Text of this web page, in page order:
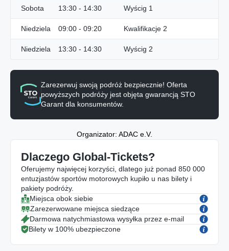
Sobota 13:30 - 14:30 Wyścig 1
Niedziela 09:00 - 09:20 Kwalifikacje 2
Niedziela 13:30 - 14:30 Wyścig 2
Zarezerwuj swoją podróż bezpiecznie! Oferta
powyższych podróży jest objęta gwarancją STO
Garant dla konsumentów.
Organizator: ADAC e.V.
Dlaczego Global-Tickets?
Oferujemy najwięcej korzyści, dlatego już ponad 850 000
entuzjastów sportów motorowych kupiło u nas bilety i
pakiety podróży.
Miejsca obok siebie
Zarezerwowane miejsca siedzące
Darmowa natychmiastowa wysyłka przez e-mail
Bilety w 100% ubezpieczone